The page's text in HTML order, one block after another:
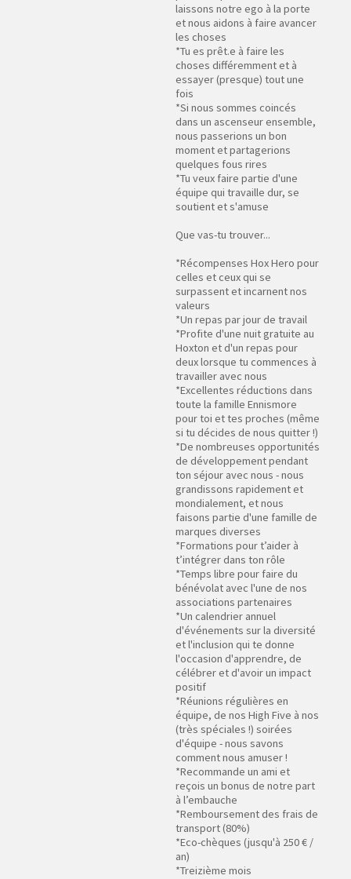
laissons notre ego à la porte
et nous aidons à faire avancer
les choses
*Tu es prêt.e à faire les
choses différemment et à
essayer (presque) tout une
fois
*Si nous sommes coincés
dans un ascenseur ensemble,
nous passerions un bon
moment et partagerions
quelques fous rires
*Tu veux faire partie d'une
équipe qui travaille dur, se
soutient et s'amuse
Que vas-tu trouver...
*Récompenses Hox Hero pour
celles et ceux qui se
surpassent et incarnent nos
valeurs
*Un repas par jour de travail
*Profite d'une nuit gratuite au
Hoxton et d'un repas pour
deux lorsque tu commences à
travailler avec nous
*Excellentes réductions dans
toute la famille Ennismore
pour toi et tes proches (même
si tu décides de nous quitter !)
*De nombreuses opportunités
de développement pendant
ton séjour avec nous - nous
grandissons rapidement et
mondialement, et nous
faisons partie d'une famille de
marques diverses
*Formations pour t’aider à
t’intégrer dans ton rôle
*Temps libre pour faire du
bénévolat avec l'une de nos
associations partenaires
*Un calendrier annuel
d'événements sur la diversité
et l'inclusion qui te donne
l'occasion d'apprendre, de
célébrer et d'avoir un impact
positif
*Réunions régulières en
équipe, de nos High Five à nos
(très spéciales !) soirées
d'équipe - nous savons
comment nous amuser !
*Recommande un ami et
reçois un bonus de notre part
à l’embauche
*Remboursement des frais de
transport (80%)
*Eco-chèques (jusqu'à 250 € /
an)
*Treizième mois